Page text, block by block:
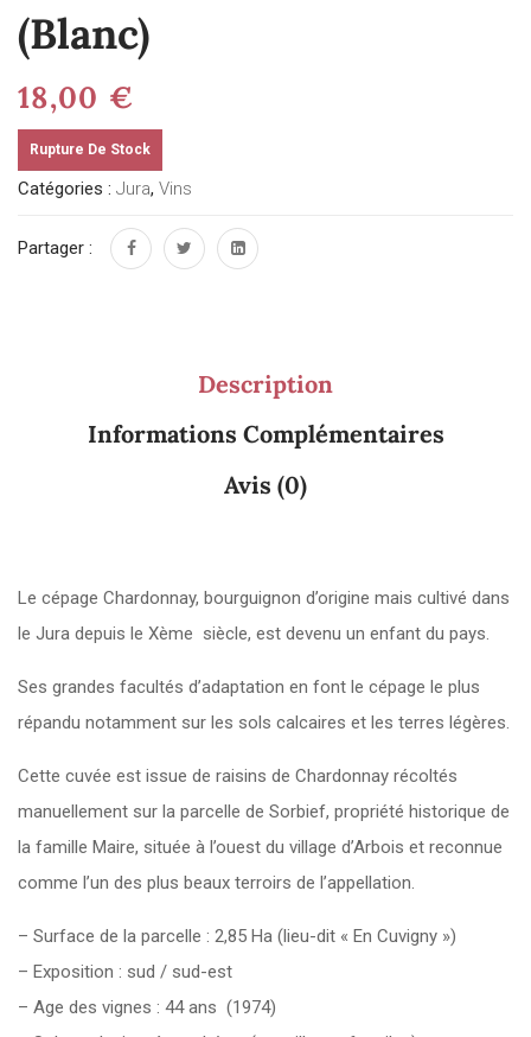
(Blanc)
18,00 €
Rupture De Stock
Catégories : Jura, Vins
Partager :
Description
Informations Complémentaires
Avis (0)
Le cépage Chardonnay, bourguignon d’origine mais cultivé dans
le Jura depuis le Xème siècle, est devenu un enfant du pays.
Ses grandes facultés d’adaptation en font le cépage le plus
répandu notamment sur les sols calcaires et les terres légères.
Cette cuvée est issue de raisins de Chardonnay récoltés
manuellement sur la parcelle de Sorbief, propriété historique de
la famille Maire, située à l’ouest du village d’Arbois et reconnue
comme l’un des plus beaux terroirs de l’appellation.
– Surface de la parcelle : 2,85 Ha (lieu-dit « En Cuvigny »)
– Exposition : sud / sud-est
– Age des vignes : 44 ans (1974)